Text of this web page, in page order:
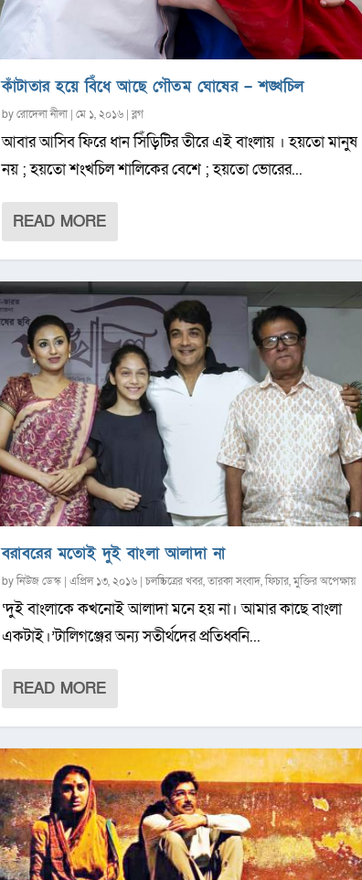
কাঁটাতার হয়ে বিঁধে আছে গৌতম ঘোষের – শঙ্খচিল
byরোদেলা নীলা| মে ১, ২০১৬|ব্লগ
আবার আসিব ফিরে ধান সিঁড়িটির তীরে এই বাংলায় । হয়তো মানুষ
নয় ; হয়তো শংখচিল শালিকের বেশে ; হয়তো ভোরের...
READ MORE
বরাবরের মতোই দুই বাংলা আলাদা না
byনিউজ ডেস্ক| এপ্রিল ১৩, ২০১৬|চলচ্চিত্রের খবর,তারকা সংবাদ,ফিচার,মুক্তির অপেক্ষায়
‘দুই বাংলাকে কখনোই আলাদা মনে হয় না। আমার কাছে বাংলা
একটাই।’টালিগঞ্জের অন্য সতীর্থদের প্রতিধ্বনি...
READ MORE